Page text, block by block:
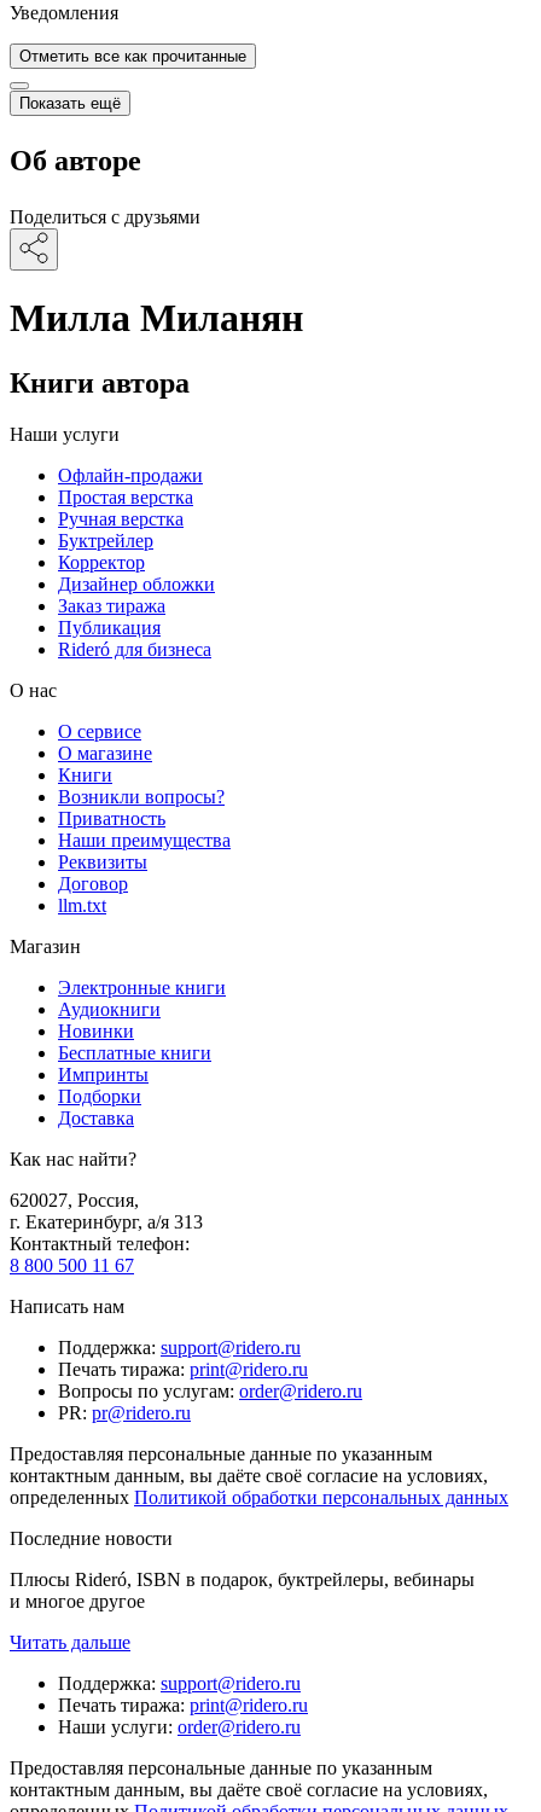
Уведомления
Отметить все как прочитанные
Показать ещё
Об авторе
Поделиться с друзьями
Милла Миланян
Книги автора
Наши услуги
Офлайн-продажи
Простая верстка
Ручная верстка
Буктрейлер
Корректор
Дизайнер обложки
Заказ тиража
Публикация
Rideró для бизнеса
О нас
О сервисе
О магазине
Книги
Возникли вопросы?
Приватность
Наши преимущества
Реквизиты
Договор
llm.txt
Магазин
Электронные книги
Аудиокниги
Новинки
Бесплатные книги
Импринты
Подборки
Доставка
Как нас найти?
620027, Россия,
г. Екатеринбург, а/я 313
Контактный телефон:
8 800 500 11 67
Написать нам
Поддержка: support@ridero.ru
Печать тиража: print@ridero.ru
Вопросы по услугам: order@ridero.ru
PR: pr@ridero.ru
Предоставляя персональные данные по указанным
контактным данным, вы даёте своё согласие на условиях,
определенных Политикой обработки персональных данных
Последние новости
Плюсы Rideró, ISBN в подарок, буктрейлеры, вебинары
и многое другое
Читать дальше
Поддержка: support@ridero.ru
Печать тиража: print@ridero.ru
Наши услуги: order@ridero.ru
Предоставляя персональные данные по указанным
контактным данным, вы даёте своё согласие на условиях,